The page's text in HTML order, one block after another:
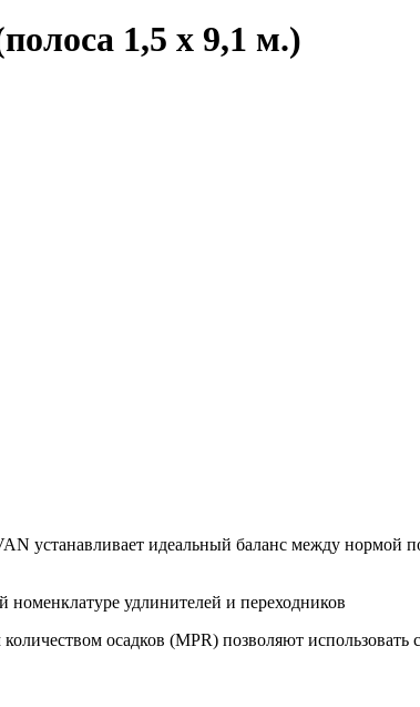
1,5 х 9,1 м.)
устанавливает идеальный баланс между нормой
удлинителей и переходников
осадков (MPR) позволяют